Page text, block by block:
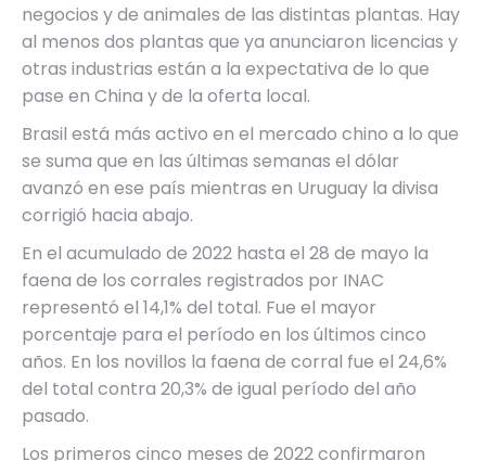
negocios y de animales de las distintas plantas. Hay
al menos dos plantas que ya anunciaron licencias y
otras industrias están a la expectativa de lo que
pase en China y de la oferta local.
Brasil está más activo en el mercado chino a lo que
se suma que en las últimas semanas el dólar
avanzó en ese país mientras en Uruguay la divisa
corrigió hacia abajo.
En el acumulado de 2022 hasta el 28 de mayo la
faena de los corrales registrados por INAC
representó el 14,1% del total. Fue el mayor
porcentaje para el período en los últimos cinco
años. En los novillos la faena de corral fue el 24,6%
del total contra 20,3% de igual período del año
pasado.
Los primeros cinco meses de 2022 confirmaron